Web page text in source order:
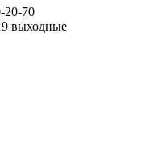
20-70
выходные